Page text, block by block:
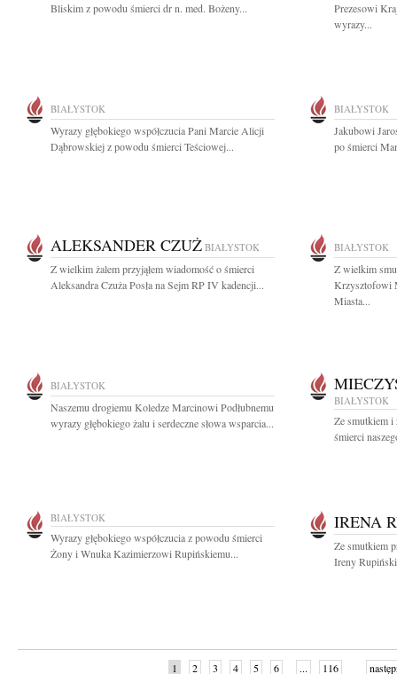
Bliskim z powodu śmierci dr n. med. Bożeny...
Prezesowi
wyrazy...
BIAŁYSTOK
Wyrazy głębokiego współczucia Pani Marcie Alicji
Dąbrowskiej z powodu śmierci Teściowej...
BIAŁYSTOK
Jakubowi
po śmierci
ALEKSANDER CZUŻ BIAŁYSTOK
Z wielkim żalem przyjąłem wiadomość o śmierci
Aleksandra Czuża Posła na Sejm RP IV kadencji...
BIAŁYSTOK
Z wielkim
Krzysztofowi
Miasta...
BIAŁYSTOK
Naszemu drogiemu Koledze Marcinowi Podłubnemu
wyrazy głębokiego żalu i serdeczne słowa wsparcia...
BIAŁYSTOK
Ze smutkiem i
śmierci
BIAŁYSTOK
Wyrazy głębokiego współczucia z powodu śmierci
Żony i Wnuka Kazimierzowi Rupińskiemu...
IRENA
Ze smutkiem
Ireny
1 2 3 4 5 6 ... 116